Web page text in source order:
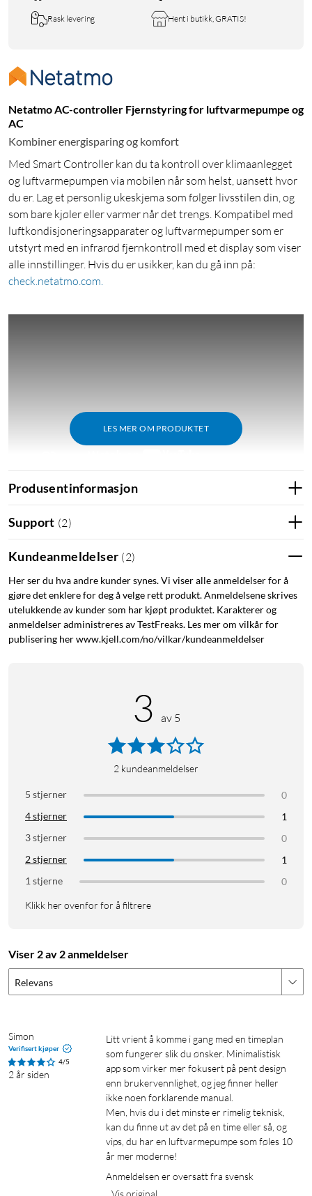
Rask levering Hent i butikk, GRATIS!
Netatmo AC-controller Fjernstyring for luftvarmepumpe og
AC
Kombiner energisparing og komfort
Med Smart Controller kan du ta kontroll over klimaanlegget
og luftvarmepumpen via mobilen når som helst, uansett hvor
du er. Lag et personlig ukeskjema som følger livsstilen din, og
som bare kjøler eller varmer når det trengs. Kompatibel med
luftkondisjoneringsapparater og luftvarmepumper som er
utstyrt med en infrarød fjernkontroll med et display som viser
alle innstillinger. Hvis du er usikker, kan du gå inn på:
check.netatmo.com.
LES MER OM PRODUKTET
Funksjoner
Enkel kontroll fra mobilen
7 dagers skreddersydd planlegging
Eco-Assist-funksjon (geolokalisering)
Temperatur- og fuktighetssensor
Med Smart Controller kan du ta kontroll over
luftkondisjoneringen og luftvarmepumpen, uansett hvor du
er. Juster temperaturer og innstillinger fra smarttelefonen
eller nettbrettet via appen Home + Control. Kommer barnet
avstand, like før barnet kommer hjem!
Kjøling eller varme ved behov
Vil du kjøle ned huset om sommeren mellom kl. 14 og 16, bare
i stua? Det holder med fem spørsmål for at Smart Controller
rutinene dine. Ved å programmere apparatet etter tid på
din og årstidene!
Bruk Eco-Assist og spar energi
Controller turene dine: Velg å automatisk slå av
luftkondisjoneringen når du går, og aktivere den igjen når du
kommer tilbake, så får du alltid rett temperatur. Spar energi
Overvåk og analyser innekomforten
Både luftfuktighet og temperatur påvirker komforten. Derfor
har Netatmo Smart Controller innebygde luftfuktighets- og
temperatursensorer som gir deg et overblikk i sanntid over
Produsentinformasjon
Support (2)
Kundeanmeldelser (2)
Her ser du hva andre kunder synes. Vi viser alle anmeldelser for å
gjøre det enklere for deg å velge rett produkt. Anmeldelsene skrives
utelukkende av kunder som har kjøpt produktet. Karakterer og
anmeldelser administreres av TestFreaks. Les mer om vilkår for
publisering her www.kjell.com/no/vilkar/kundeanmeldelser
3 av 5
2 kundeanmeldelser
5 stjerner
0
4 stjerner
1
3 stjerner
0
2 stjerner
1
1 stjerne
0
Klikk her ovenfor for å filtrere
Viser 2 av 2 anmeldelser
Relevans
Simon
Verifisert kjøper
4/5
2 år siden
Litt vrient å komme i gang med en timeplan
som fungerer slik du ønsker. Minimalistisk
app som virker mer fokusert på pent design
enn brukervennlighet, og jeg finner heller
ikke noen forklarende manual.
Men, hvis du i det minste er rimelig teknisk,
kan du finne ut av det på en time eller så, og
vips, du har en luftvarmepumpe som føles 10
år mer moderne!
Anmeldelsen er oversatt fra svensk